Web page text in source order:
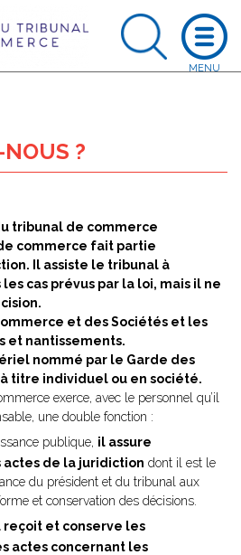
?
tribunal de commerce
commerce fait partie
Il assiste le tribunal à
cas prévus par la loi, mais il ne
et des Sociétés et les
et nantissements.
nommé par le Garde des
titre individuel ou en société.
exerce, avec le personnel qu’il
une double fonction :
publique, il assure
actes de la juridiction dont il est le
du président et du tribunal aux
et conservation des décisions.
reçoit et conserve les
actes concernant les